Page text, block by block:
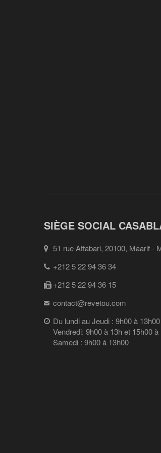
SIÈGE SOCIAL
51 rue Attabari, 20100, Maarif -
+212 5 22 94 36 34
+212 5 22 94 36 15
contact@revetou.com
Du lundi au Jeudi : 9h00 à
Vendredi: 9h00 à 13h et 15h00 à
Samedi : 9h00 à 13h00